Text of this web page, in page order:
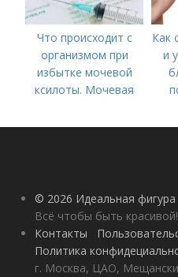
Что происходит с
организмом при
избытке мочевой
ксилоты. Мочевая
норма и отклонения
Как
и
© 2026 Идеальная фигура
Всё чтобы быть красивой!
Контакты
Политика
г. Москва, ЦАО,